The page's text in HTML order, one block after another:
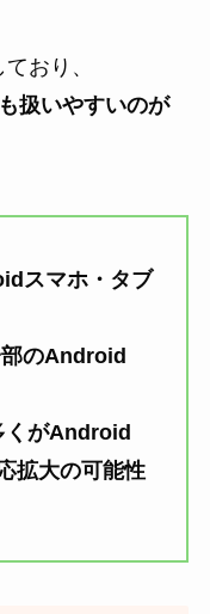
おり、
扱いやすいのが
スマホ・タブ
のAndroid
くがAndroid
拡大の可能性